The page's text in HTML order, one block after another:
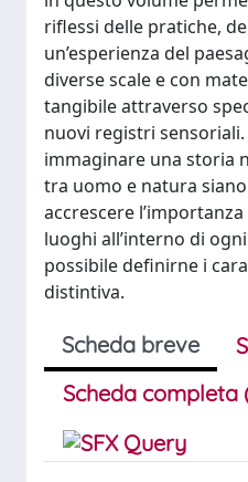
riflessi delle pratiche,
un’esperienza del
diverse scale e con
tangibile attraverso
nuovi registri
immaginare una storia
tra uomo e natura
accrescere
luoghi all’interno di
possibile definirne i
distintiva.
Scheda breve
Scheda completa